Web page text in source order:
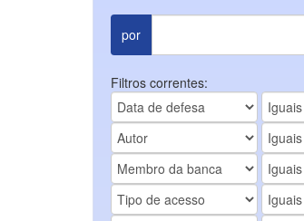
por
Filtros correntes: